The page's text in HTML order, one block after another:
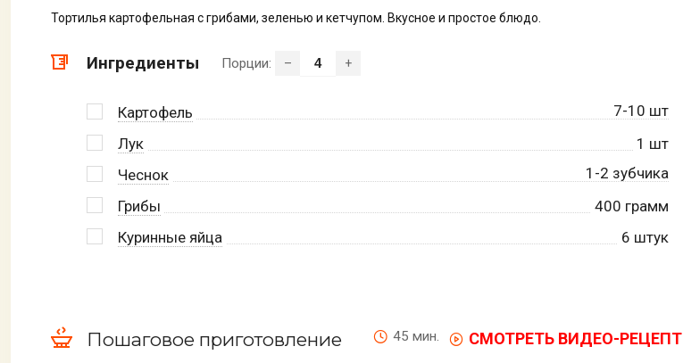
Тортилья картофельная с грибами, зеленью и кетчупом. Вкусное и простое блюдо.
Ингредиенты Порции: – +
Картофель
7-10 шт
Лук
1 шт
Чеснок
1-2 зубчика
Грибы
400 грамм
Куринные яйца
6 штук
Пошаговое приготовление 45 мин. СМОТРЕТЬ ВИДЕО-РЕЦЕПТ